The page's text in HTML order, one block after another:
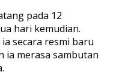
pada 12
hari kemudian.
secara resmi baru
ia merasa sambutan